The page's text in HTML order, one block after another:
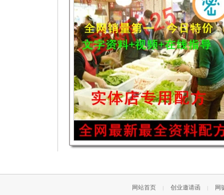
网站首页 | 创业邀请函 | 网